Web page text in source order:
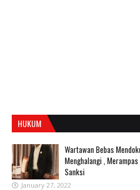
HUKUM
Wartawan Bebas
Menghalangi ,
Sanksi
January 27, 2022